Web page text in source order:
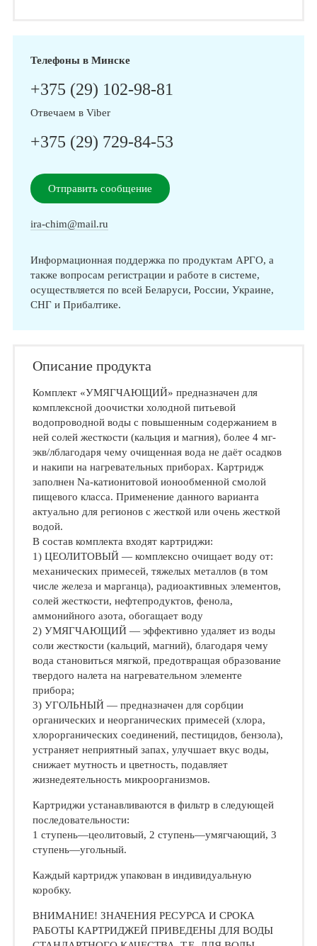
Телефоны в Минске
+375 (29) 102-98-81
Отвечаем в Viber
+375 (29) 729-84-53
Отправить сообщение
ira-chim@mail.ru
Информационная поддержка по продуктам АРГО, а
также вопросам регистрации и работе в системе,
осуществляется по всей Беларуси, России, Украине,
СНГ и Прибалтике.
Описание продукта
Комплект «УМЯГЧАЮЩИЙ» предназначен для
комплексной доочистки холодной питьевой
водопроводной воды с повышенным содержанием в
ней солей жесткости (кальция и магния), более 4 мг-
экв/лблагодаря чему очищенная вода не даёт осадков
и накипи на нагревательных приборах. Картридж
заполнен Na-катионитовой ионообменной смолой
пищевого класса. Применение данного варианта
актуально для регионов с жесткой или очень жесткой
водой.
В состав комплекта входят картриджи:
1) ЦЕОЛИТОВЫЙ — комплексно очищает воду от:
механических примесей, тяжелых металлов (в том
числе железа и марганца), радиоактивных элементов,
солей жесткости, нефтепродуктов, фенола,
аммонийного азота, обогащает воду
2) УМЯГЧАЮЩИЙ — эффективно удаляет из воды
соли жесткости (кальций, магний), благодаря чему
вода становиться мягкой, предотвращая образование
твердого налета на нагревательном элементе
прибора;
3) УГОЛЬНЫЙ — предназначен для сорбции
органических и неорганических примесей (хлора,
хлорорганических соединений, пестицидов, бензола),
устраняет неприятный запах, улучшает вкус воды,
снижает мутность и цветность, подавляет
жизнедеятельность микроорганизмов.
Картриджи устанавливаются в фильтр в следующей
последовательности:
1 ступень—цеолитовый, 2 ступень—умягчающий, 3
ступень—угольный.
Каждый картридж упакован в индивидуальную
коробку.
ВНИМАНИЕ! ЗНАЧЕНИЯ РЕСУРСА И СРОКА
РАБОТЫ КАРТРИДЖЕЙ ПРИВЕДЕНЫ ДЛЯ ВОДЫ